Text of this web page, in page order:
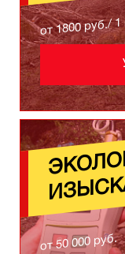
от 1800 руб./
от 50 000 руб.